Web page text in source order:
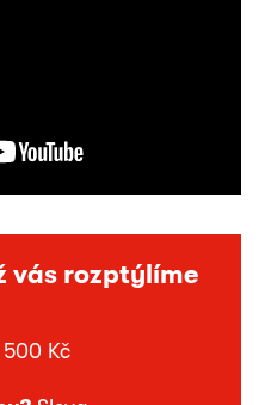
vás rozptýlíme
500 Kč